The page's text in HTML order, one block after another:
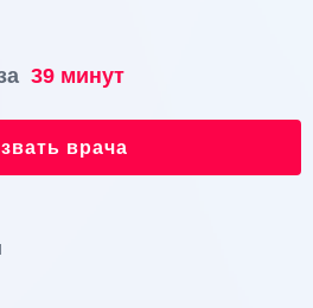
39 минут
врача